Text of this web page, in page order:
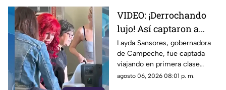
VIDEO: ¡Derrochando
lujo! Así captaron a
Layda Sansores
viajando en primera
clase a Madrid; iba con
su hermana titular del
Layda Sansores, gobernadora
de Campeche, fue captada
viajando en primera clase
rumbo a Madrid junto a su
agosto 06, 2026 08:01 p. m.